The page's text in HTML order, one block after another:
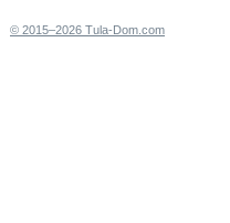
© 2015–2026 Tula-Dom.com